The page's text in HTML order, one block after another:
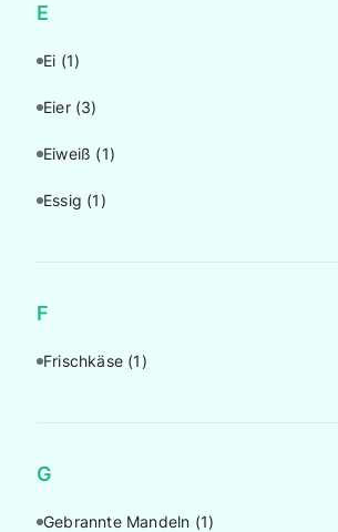
E
Ei (1)
Eier (3)
Eiweiß (1)
Essig (1)
F
Frischkäse (1)
G
Gebrannte Mandeln (1)